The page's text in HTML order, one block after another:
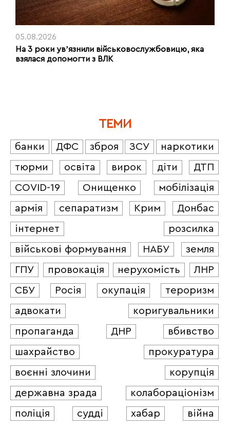
05.08.2026
На 3 роки увʼязнили військовослужбовицю, яка
взялася допомогти з ВЛК
ТЕМИ
банки ДФС зброя ЗСУ
наркотики
тюрми
освіта вирок діти
ДТП
COVID-19
Онищенко
мобілізація
армія
сепаратизм Крим
Донбас
інтернет
розсилка
військові формування
НАБУ
земля
ГПУ
провокація нерухомість
ЛНР
СБУ
Росія окупація
тероризм
адвокати
коригувальники
пропаганда
ДНР
вбивство
шахрайство
прокуратура
воєнні злочини
корупція
державна зрада
колабораціонізм
поліція
судді хабар війна